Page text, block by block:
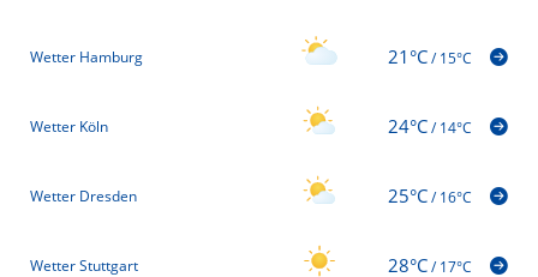
Wetter Hamburg 21°C/15°C
Wetter Köln 24°C/14°C
Wetter Dresden 25°C/16°C
Wetter Stuttgart 28°C/17°C